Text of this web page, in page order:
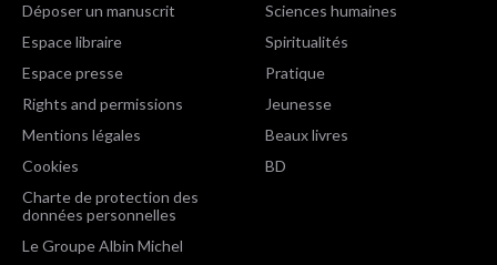
Déposer un manuscrit
Espace libraire
Espace presse
Rights and permissions
Mentions légales
Cookies
Charte de protection des
données personnelles
Le Groupe Albin Michel
Sciences humaines
Spiritualités
Pratique
Jeunesse
Beaux livres
BD